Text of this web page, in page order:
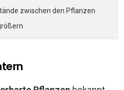
zwischen den Pflanzen